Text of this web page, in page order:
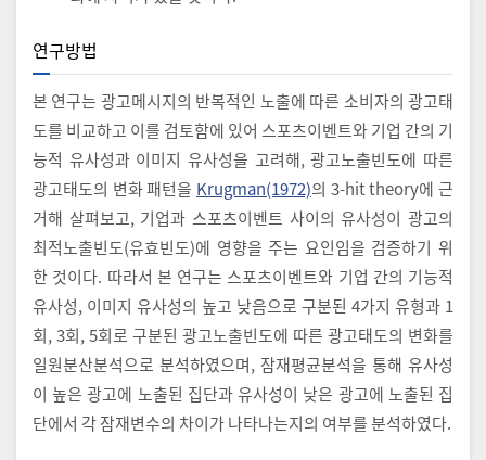
연구방법
본 연구는 광고메시지의 반복적인 노출에 따른 소비자의 광고태
도를 비교하고 이를 검토함에 있어 스포츠이벤트와 기업 간의 기
능적 유사성과 이미지 유사성을 고려해, 광고노출빈도에 따른
광고태도의 변화 패턴을 Krugman(1972)의 3-hit theory에 근
거해 살펴보고, 기업과 스포츠이벤트 사이의 유사성이 광고의
최적노출빈도(유효빈도)에 영향을 주는 요인임을 검증하기 위
한 것이다. 따라서 본 연구는 스포츠이벤트와 기업 간의 기능적
유사성, 이미지 유사성의 높고 낮음으로 구분된 4가지 유형과 1
회, 3회, 5회로 구분된 광고노출빈도에 따른 광고태도의 변화를
일원분산분석으로 분석하였으며, 잠재평균분석을 통해 유사성
이 높은 광고에 노출된 집단과 유사성이 낮은 광고에 노출된 집
단에서 각 잠재변수의 차이가 나타나는지의 여부를 분석하였다.